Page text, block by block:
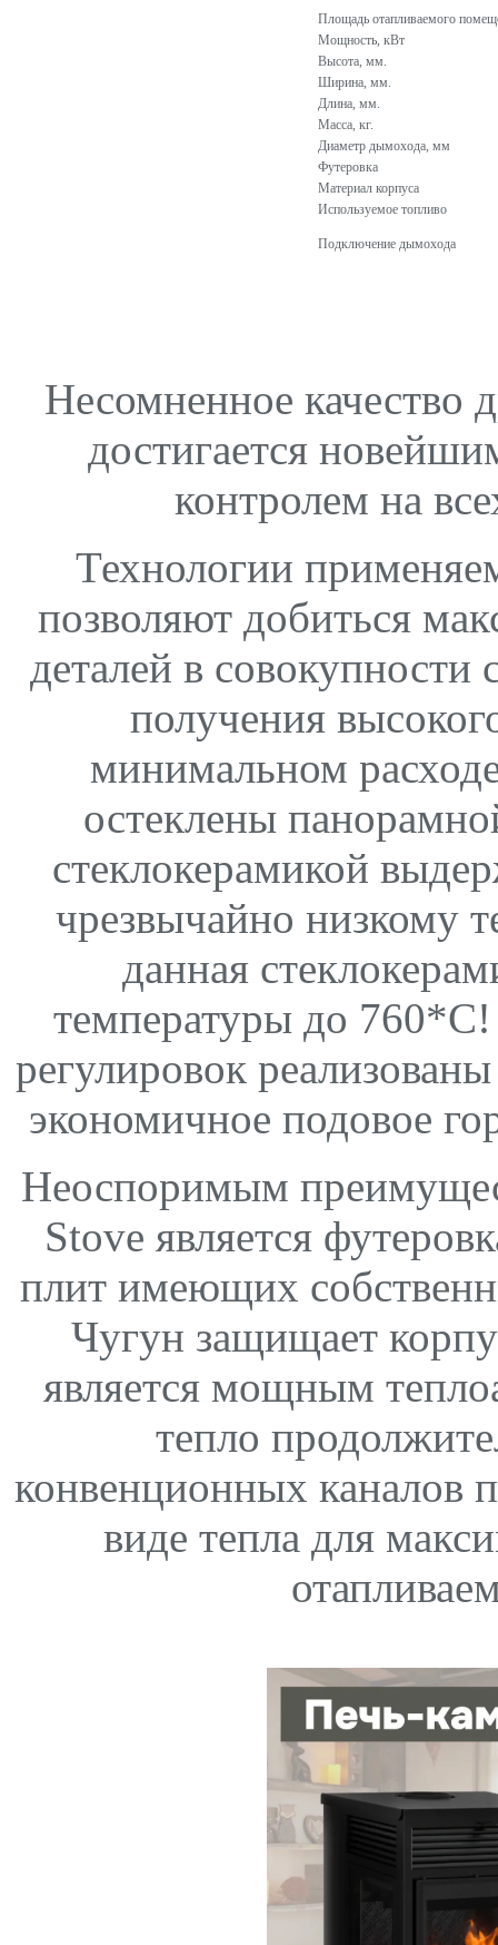
Площадь отапливаемого
Мощность, кВт
Высота, мм.
Ширина, мм.
Длина, мм.
Масса, кг.
Диаметр дымохода, мм
Футеровка
Материал корпуса
Используемое топливо
Подключение дымохода
Несомненное качество
достигается
контролем на
Технологии
позволяют добиться
деталей в
получения
минимальном
остеклены
стеклокерамикой
чрезвычайно низкому
данная
температуры до 760*С!
регулировок
экономичное подовое
Неоспоримым
Stove является
плит имеющих
Чугун защищает
является мощным
тепло
конвенционных каналов
виде тепла для